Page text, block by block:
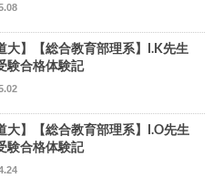
大】【総合教育部理系】I.K先生
験合格体験記
大】【総合教育部理系】I.O先生
験合格体験記